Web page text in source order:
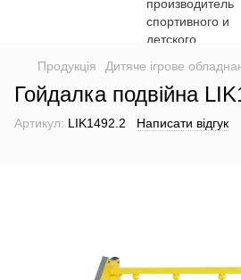
Продукція Дитяче ігрове
Гойдалка подвійна
Артикул: LIK1492.2 Написати відгук